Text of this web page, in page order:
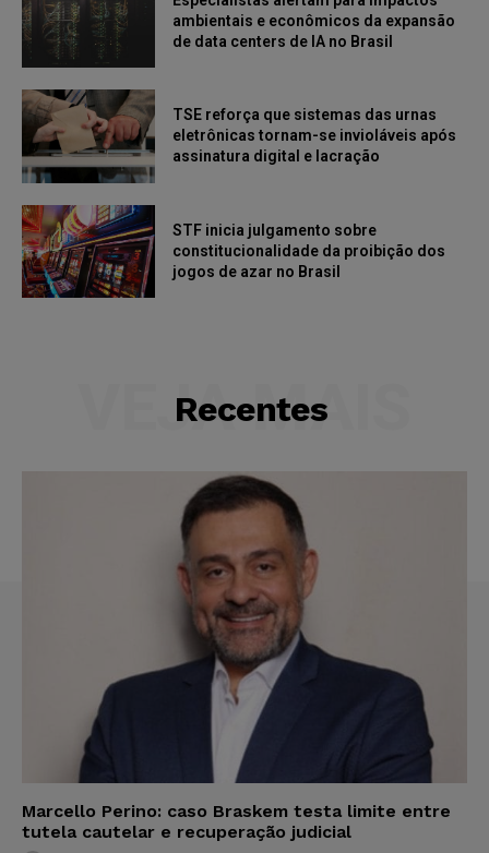
ambientais e econômicos da expansão
de data centers de IA no Brasil
TSE reforça que sistemas das urnas
eletrônicas tornam-se invioláveis após
assinatura digital e lacração
STF inicia julgamento sobre
constitucionalidade da proibição dos
jogos de azar no Brasil
Recentes
VEJA MAIS
Marcello Perino: caso Braskem testa limite entre
tutela cautelar e recuperação judicial